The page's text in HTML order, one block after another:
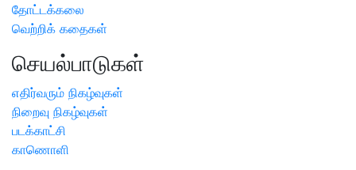
தோட்டக்கலை
வெற்றிக் கதைகள்
செயல்பாடுகள்
எதிர்வரும் நிகழ்வுகள்
நிறைவு நிகழ்வுகள்
படக்காட்சி
காணொளி